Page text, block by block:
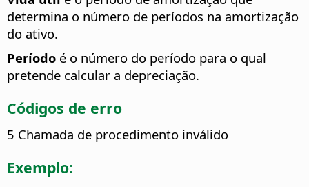
determina o número de períodos na amortização
do ativo.
Período é o número do período para o qual
pretende calcular a depreciação.
Códigos de erro
5 Chamada de procedimento inválido
Exemplo: